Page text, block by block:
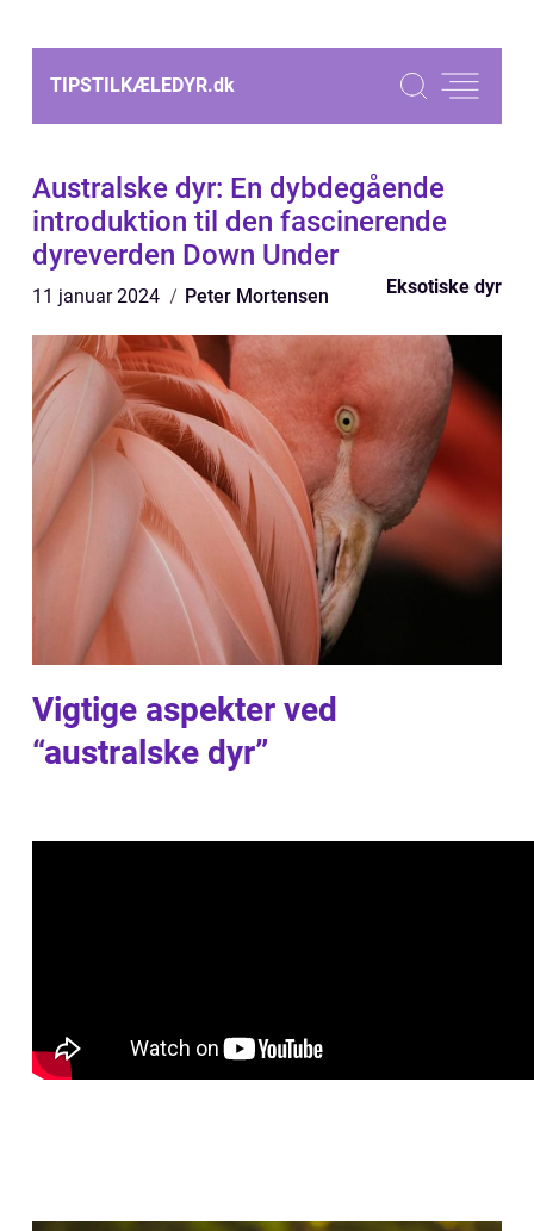
TIPSTILKÆLEDYR.dk
Australske dyr: En dybdegående
introduktion til den fascinerende
dyreverden Down Under
11 januar 2024 Peter Mortensen Eksotiske dyr
Vigtige aspekter ved
“australske dyr”